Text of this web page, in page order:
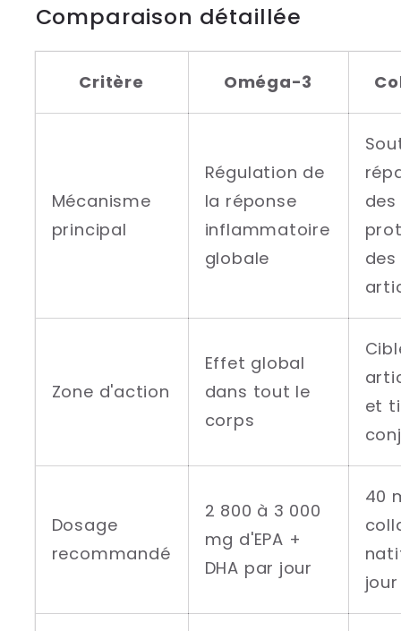
Comparaison détaillée
Critère Oméga-3
Mécanisme
principal
Régulation de
la réponse
inflammatoire
globale
des
Zone d'action
Effet global
dans tout le
corps
et
Dosage
recommandé
2 800 à 3 000
mg d'EPA +
DHA par jour
40
jour